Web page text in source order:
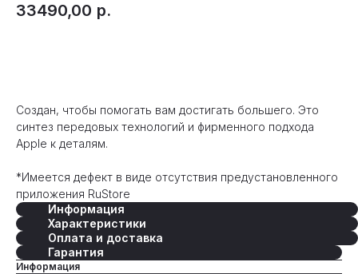
33490,00 р.
Создан, чтобы помогать вам достигать большего. Это
синтез передовых технологий и фирменного подхода
Apple к деталям.
*Имеется дефект в виде отсутствия предустановленного
приложения RuStore
Информация
Характеристики
Оплата и доставка
Гарантия
Информация